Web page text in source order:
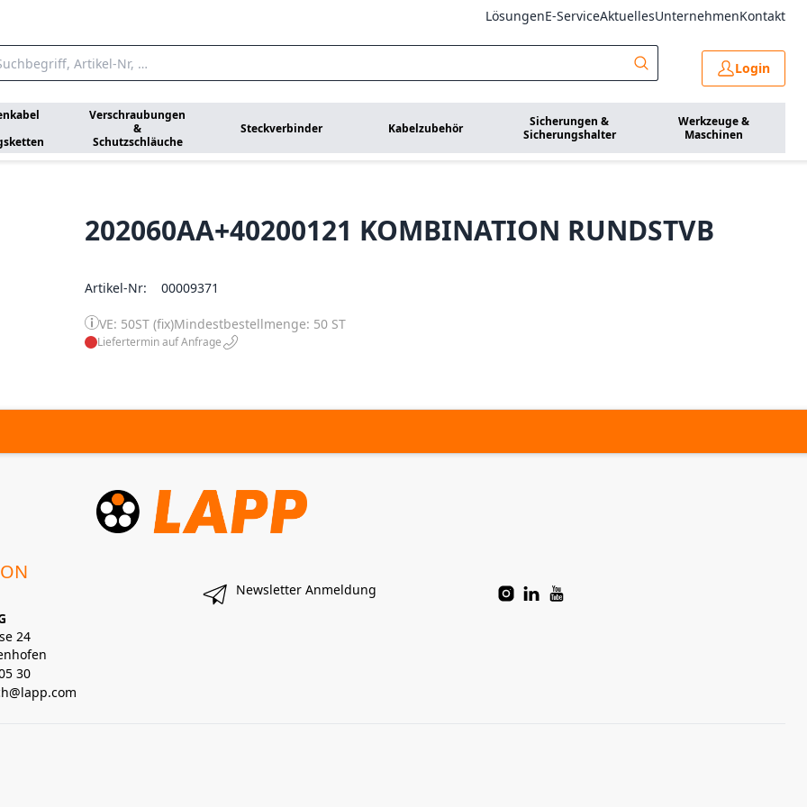
LösungenE-ServiceAktuellesUnternehmenKontakt
Login
Verschraubungen
&
Schutzschläuche
Steckverbinder Kabelzubehör
Sicherungen &
Sicherungshalter
Werkzeuge &
Maschinen
202060AA+40200121 KOMBINATION RUNDSTVB
Artikel-Nr: 00009371
VE: 50ST (fix)Mindestbestellmenge: 50 ST
Liefertermin auf Anfrage
24
30
Newsletter Anmeldung